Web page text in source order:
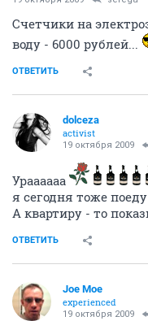
Счетчики на
воду - 6000 рублей...
ОТВЕТИТЬ
dolceza
activist
19 октября 2009
Ураааааа
я сегодня тоже
А квартиру - то
ОТВЕТИТЬ
Joe Moe
experienced
19 октября 2009